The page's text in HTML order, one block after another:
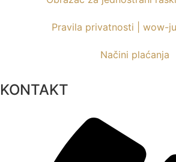
Pravila privatnosti | wow-
Načini plaćanja
KONTAKT